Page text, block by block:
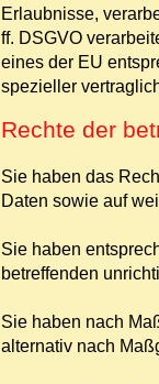
Erlaubnisse,
ff. DSGVO
eines der EU
spezieller
Rechte der
Sie haben das
Daten sowie auf
Sie haben
betreffenden
Sie haben nach
alternativ nach